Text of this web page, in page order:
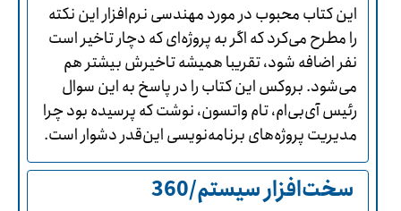
این کتاب محبوب در مورد مهندسی نرم‌افزار این نکته
را مطرح می‌کرد که اگر به پروژه‌ای که دچار تاخیر است
نفر اضافه شود، تقریبا همیشه تاخیرش بیشتر هم
می‌شود. بروکس این کتاب را در پاسخ به این سوال
رئیس آی‌بی‌ام، تام واتسون، نوشت که پرسیده بود چرا
مدیریت پروژه‌های برنامه‌نویسی این‌قدر دشوار است.
سخت‌افزار سیستم/360